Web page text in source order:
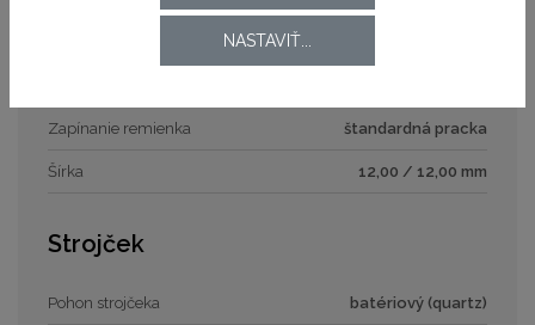
Remienok / náramok
Zapínanie remienka štandardná pracka
Šírka 12,00 / 12,00 mm
Strojček
Pohon strojčeka batériový (quartz)
NASTAVIŤ...